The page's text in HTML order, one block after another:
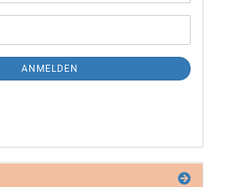
ANMELDEN